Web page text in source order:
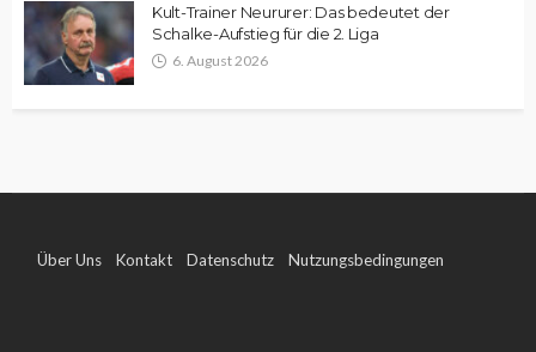
Kult-Trainer Neururer: Das bedeutet der
Schalke-Aufstieg für die 2. Liga
6. August 2026
Über Uns Kontakt Datenschutz Nutzungsbedingungen